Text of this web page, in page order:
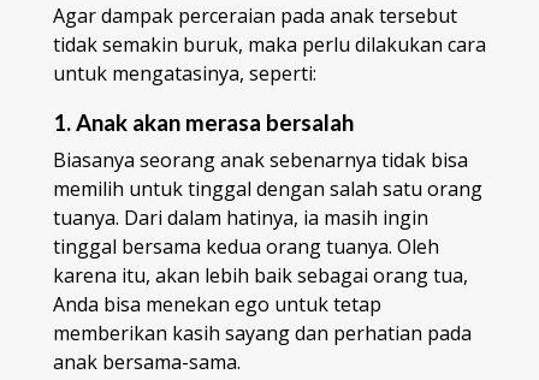
Agar dampak perceraian pada anak tersebut
tidak semakin buruk, maka perlu dilakukan cara
untuk mengatasinya, seperti:
1. Anak akan merasa bersalah
Biasanya seorang anak sebenarnya tidak bisa
memilih untuk tinggal dengan salah satu orang
tuanya. Dari dalam hatinya, ia masih ingin
tinggal bersama kedua orang tuanya. Oleh
karena itu, akan lebih baik sebagai orang tua,
Anda bisa menekan ego untuk tetap
memberikan kasih sayang dan perhatian pada
anak bersama-sama.